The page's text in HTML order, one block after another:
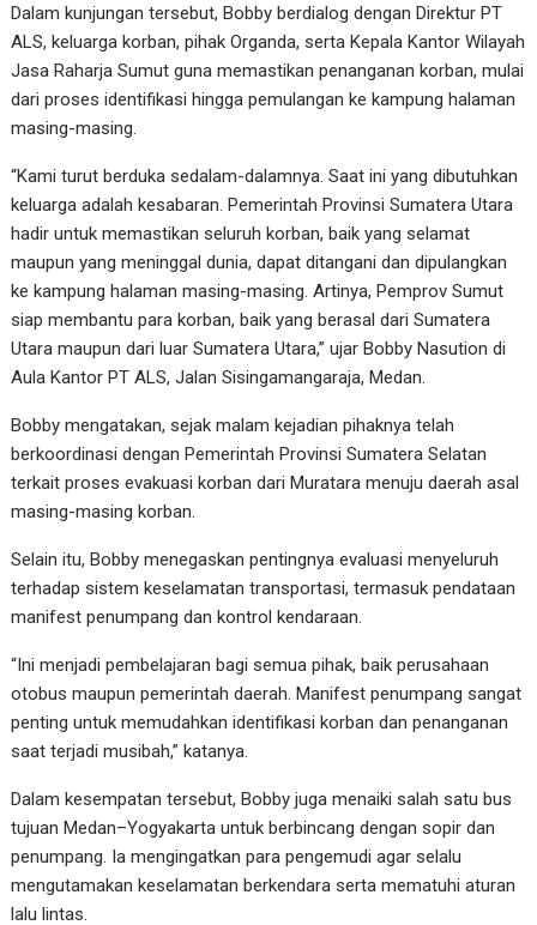
Dalam kunjungan tersebut, Bobby berdialog dengan Direktur PT
ALS, keluarga korban, pihak Organda, serta Kepala Kantor Wilayah
Jasa Raharja Sumut guna memastikan penanganan korban, mulai
dari proses identifikasi hingga pemulangan ke kampung halaman
masing-masing.
“Kami turut berduka sedalam-dalamnya. Saat ini yang dibutuhkan
keluarga adalah kesabaran. Pemerintah Provinsi Sumatera Utara
hadir untuk memastikan seluruh korban, baik yang selamat
maupun yang meninggal dunia, dapat ditangani dan dipulangkan
ke kampung halaman masing-masing. Artinya, Pemprov Sumut
siap membantu para korban, baik yang berasal dari Sumatera
Utara maupun dari luar Sumatera Utara,” ujar Bobby Nasution di
Aula Kantor PT ALS, Jalan Sisingamangaraja, Medan.
Bobby mengatakan, sejak malam kejadian pihaknya telah
berkoordinasi dengan Pemerintah Provinsi Sumatera Selatan
terkait proses evakuasi korban dari Muratara menuju daerah asal
masing-masing korban.
Selain itu, Bobby menegaskan pentingnya evaluasi menyeluruh
terhadap sistem keselamatan transportasi, termasuk pendataan
manifest penumpang dan kontrol kendaraan.
“Ini menjadi pembelajaran bagi semua pihak, baik perusahaan
otobus maupun pemerintah daerah. Manifest penumpang sangat
penting untuk memudahkan identifikasi korban dan penanganan
saat terjadi musibah,” katanya.
Dalam kesempatan tersebut, Bobby juga menaiki salah satu bus
tujuan Medan–Yogyakarta untuk berbincang dengan sopir dan
penumpang. Ia mengingatkan para pengemudi agar selalu
mengutamakan keselamatan berkendara serta mematuhi aturan
lalu lintas.